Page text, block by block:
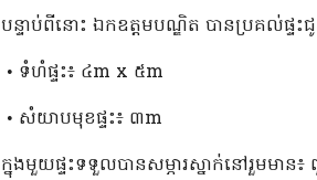
បន្ទាប់ពីនោះ ឯកឧត្តមបណ្ឌិត បានប្រគល់ផ្ទ
• ទំហំផ្ទះ៖ ៤m x ៥m
• សំយាបមុខផ្ទះ៖ ៣m
ក្នុងមួយផ្ទះទទួលបានសម្ភារស្នាក់នៅរួមមា